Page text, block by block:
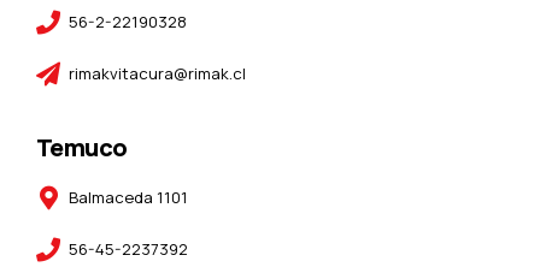
56-2-22190328
rimakvitacura@rimak.cl
Temuco
Balmaceda 1101
56-45-2237392